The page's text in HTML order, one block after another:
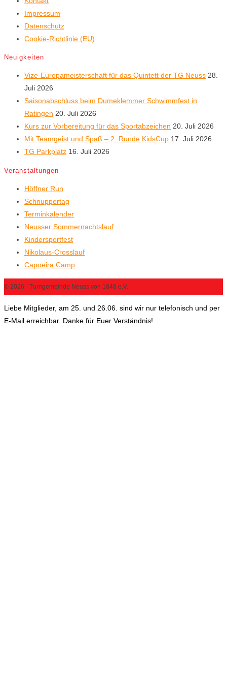
Impressum
Datenschutz
Cookie-Richtlinie (EU)
Neuigkeiten
Vize-Europameisterschaft für das Quintett der TG Neuss 28.
Juli 2026
Saisonabschluss beim Dumeklemmer Schwimmfest in
Ratingen 20. Juli 2026
Kurs zur Vorbereitung für das Sportabzeichen 20. Juli 2026
Mit Teamgeist und Spaß – 2. Runde KidsCup 17. Juli 2026
TG Parkplatz 16. Juli 2026
Veranstaltungen
Höffner Run
Schnuppertag
Terminkalender
Neusser Sommernachtslauf
Kindersportfest
Nikolaus-Crosslauf
Capoeira Camp
© 2026 - Turngemeinde Neuss von 1848 e.V.
Liebe Mitglieder, am 25. und 26.06. sind wir nur telefonisch und per
E-Mail erreichbar. Danke für Euer Verständnis!